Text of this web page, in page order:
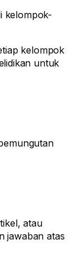
kelompok-
kelompok
untuk
atau
jawaban atas